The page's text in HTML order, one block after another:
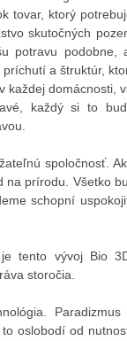
tovar, ktorý
skutočných
potravu podobne,
a štruktúr,
každej domácnosti,
každý si to
spoločnosť.
prírodu. Všetko
schopní
tento vývoj Bio
storočia.
oslobodí od